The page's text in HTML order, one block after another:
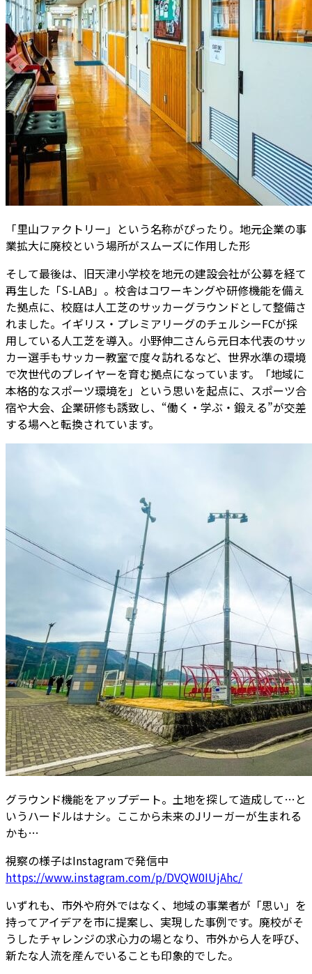
「里山ファクトリー」という名称がぴったり。地元企業の事
業拡大に廃校という場所がスムーズに作用した形
そして最後は、旧天津小学校を地元の建設会社が公募を経て
再生した「S-LAB」。校舎はコワーキングや研修機能を備え
た拠点に、校庭は人工芝のサッカーグラウンドとして整備さ
れました。イギリス・プレミアリーグのチェルシーFCが採
用している人工芝を導入。小野伸二さんら元日本代表のサッ
カー選手もサッカー教室で度々訪れるなど、世界水準の環境
で次世代のプレイヤーを育む拠点になっています。「地域に
本格的なスポーツ環境を」という思いを起点に、スポーツ合
宿や大会、企業研修も誘致し、“働く・学ぶ・鍛える”が交差
する場へと転換されています。
グラウンド機能をアップデート。土地を探して造成して…と
いうハードルはナシ。ここから未来のJリーガーが生まれる
かも…
視察の様子はInstagramで発信中
https://www.instagram.com/p/DVQW0IUjAhc/
いずれも、市外や府外ではなく、地域の事業者が「思い」を
持ってアイデアを市に提案し、実現した事例です。廃校がそ
うしたチャレンジの求心力の場となり、市外から人を呼び、
新たな人流を産んでいることも印象的でした。